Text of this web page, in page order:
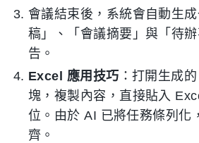
會議結束後，系統會自動生
稿」、「會議摘要」與「待
告。
Excel 應用技巧 ：打開生成
塊，複製內容，直接貼入
位。由於 AI 已將任務條列化
齊。